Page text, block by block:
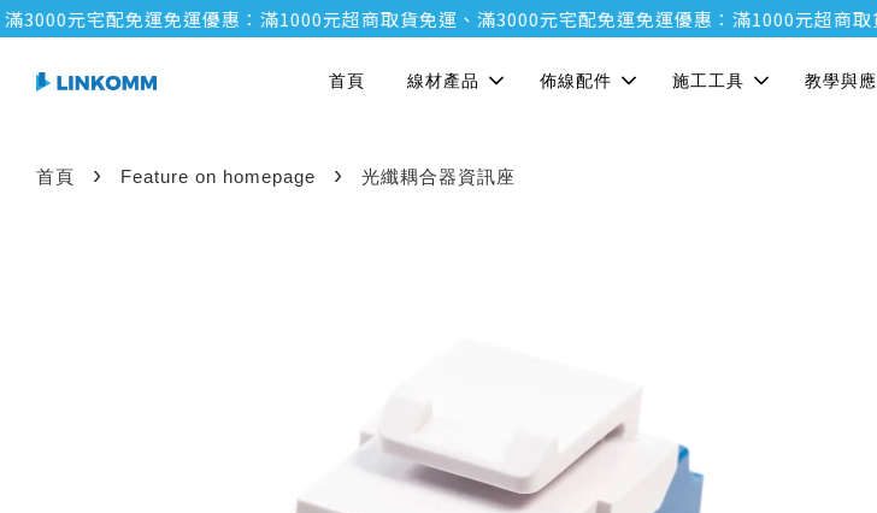
元宅配免運免運優惠：滿1000元超商取貨免運、滿3000元宅配免運免運優惠：滿1000元超商取貨免
首頁 線材產品 佈線配件 施工工具 教學與
首頁 › Feature on homepage › 光纖耦合器資訊座